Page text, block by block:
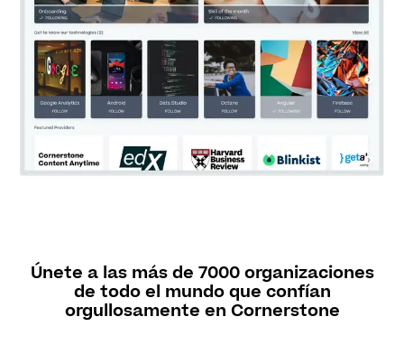
Únete a las más de 7000 organizaciones
de todo el mundo que confían
orgullosamente en Cornerstone